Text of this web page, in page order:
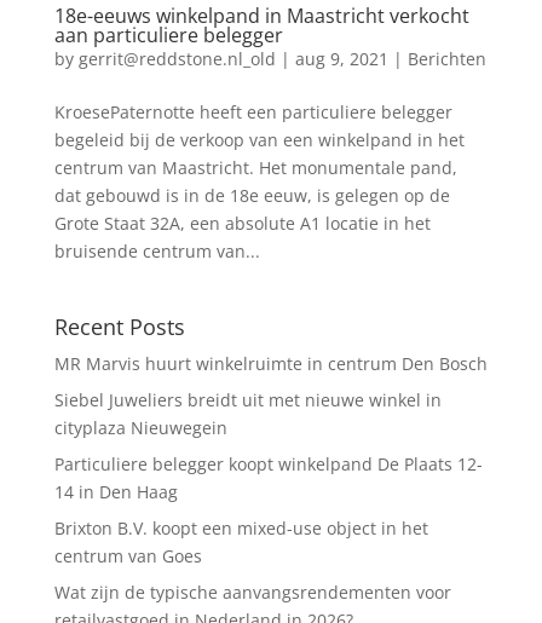
18e-eeuws winkelpand in Maastricht verkocht
aan particuliere belegger
by gerrit@reddstone.nl_old | aug 9, 2021 | Berichten
KroesePaternotte heeft een particuliere belegger
begeleid bij de verkoop van een winkelpand in het
centrum van Maastricht. Het monumentale pand,
dat gebouwd is in de 18e eeuw, is gelegen op de
Grote Staat 32A, een absolute A1 locatie in het
bruisende centrum van...
Recent Posts
MR Marvis huurt winkelruimte in centrum Den Bosch
Siebel Juweliers breidt uit met nieuwe winkel in
cityplaza Nieuwegein
Particuliere belegger koopt winkelpand De Plaats 12-
14 in Den Haag
Brixton B.V. koopt een mixed-use object in het
centrum van Goes
Wat zijn de typische aanvangsrendementen voor